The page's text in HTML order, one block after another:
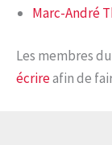
Marc-André
Les membres
écrireafin de